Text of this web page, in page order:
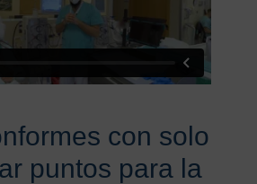
con solo
puntos para la